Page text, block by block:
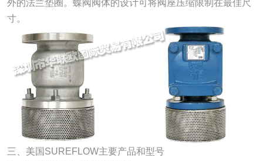
外的法兰垫圈。蝶阀阀体的设计可将阀座压缩限制在最佳尺
寸。
三、美国SUREFLOW主要产品和型号